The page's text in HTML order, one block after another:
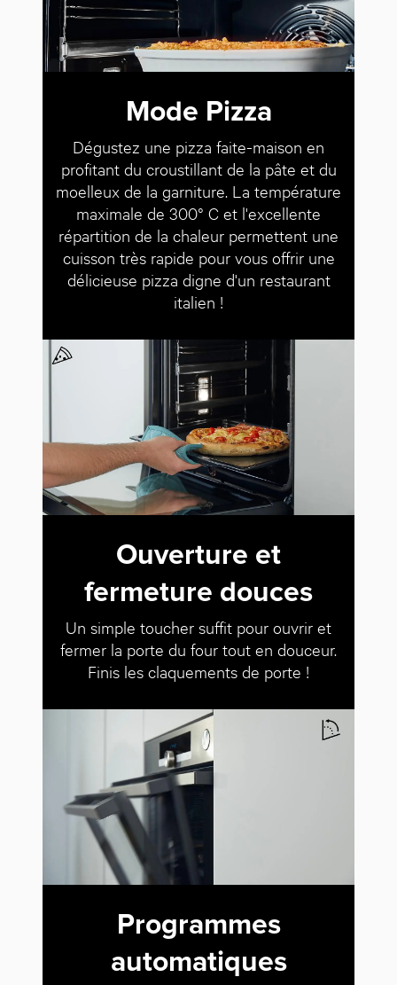
Mode Pizza
Dégustez une pizza faite-maison en
profitant du croustillant de la pâte et du
moelleux de la garniture. La température
maximale de 300° C et l'excellente
répartition de la chaleur permettent une
cuisson très rapide pour vous offrir une
délicieuse pizza digne d'un restaurant
italien !
Ouverture et
fermeture douces
Un simple toucher suffit pour ouvrir et
fermer la porte du four tout en douceur.
Finis les claquements de porte !
Programmes
automatiques